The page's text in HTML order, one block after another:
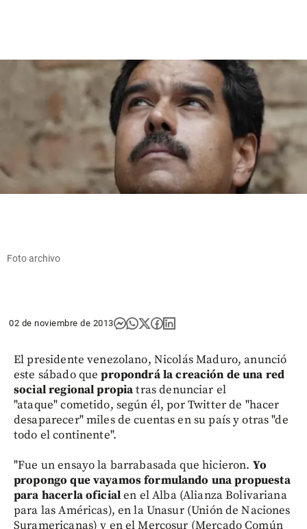
Foto archivo
02 de noviembre de 2013
El presidente venezolano, Nicolás Maduro, anunció
este sábado quepropondrá la creación de una red
social regional propiatras denunciar el
"ataque" cometido, según él, por Twitter de "hacer
desaparecer" miles de cuentas en su país y otras "de
todo el continente".
"Fue un ensayo la barrabasada que hicieron. Yo
propongo que vayamos formulando una propuesta
para hacerla oficialen el Alba (Alianza Bolivariana
para las Américas), en la Unasur (Unión de Naciones
Suramericanas) y en el Mercosur (Mercado Común